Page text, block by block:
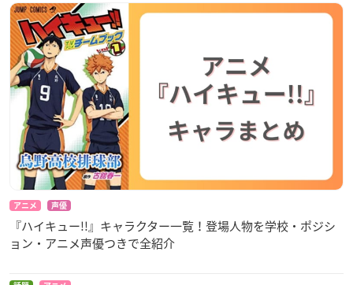
アニメ 声優
『ハイキュー!!』キャラクター一覧！登場人物を学校・ポジシ
ョン・アニメ声優つきで全紹介